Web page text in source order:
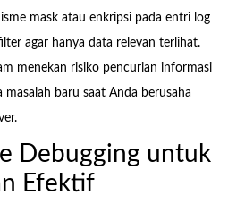
mask atau enkripsi pada entri log
agar hanya data relevan terlihat.
menekan risiko pencurian informasi
baru saat Anda berusaha
Debugging untuk
Efektif